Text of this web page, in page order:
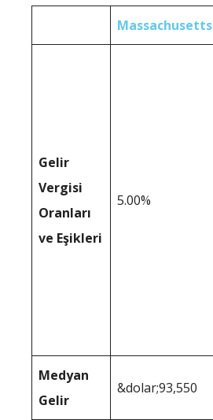
Massachusetts
Gelir
Vergisi
Oranları
ve Eşikleri
5.00%
Medyan
Gelir
&dolar;93,550